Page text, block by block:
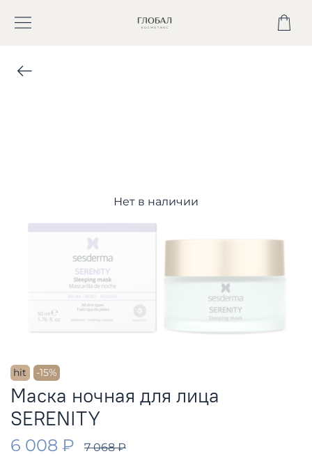
Нет в наличии
hit -15%
Маска ночная для лица
SERENITY
6 008 ₽ 7 068 ₽